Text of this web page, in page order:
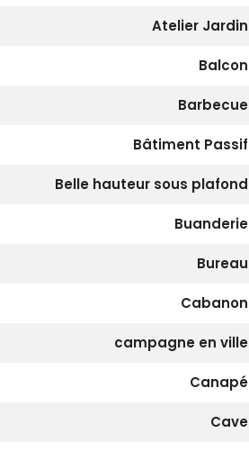
Atelier Jardin
Balcon
Barbecue
Bâtiment Passif
Belle hauteur sous plafond
Buanderie
Bureau
Cabanon
campagne en ville
Canapé
Cave